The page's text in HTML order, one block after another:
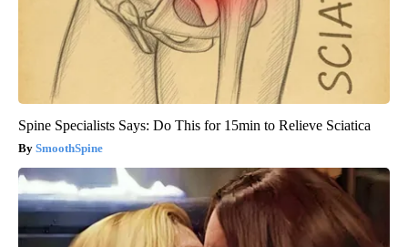
Spine Specialists Says: Do This for 15min to Relieve Sciatica
SmoothSpine